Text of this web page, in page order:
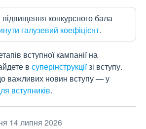
конкурсного бала
галузевий коефіцієнт.
вступної кампанії на
в суперінструкціїзі вступу.
важливих новин вступу — у
вступників.
14 липня 2026